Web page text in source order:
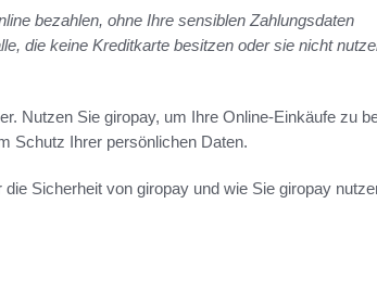
bezahlen, ohne Ihre sensiblen Zahlungsdaten
die keine Kreditkarte besitzen oder sie nicht
Nutzen Sie giropay, um Ihre Online-Einkäufe zu
Schutz Ihrer persönlichen Daten.
Sicherheit von giropay und wie Sie giropay